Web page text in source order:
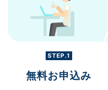
STEP.1
無料お申込み